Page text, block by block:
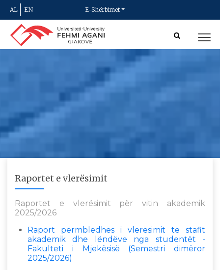
AL EN E-Shërbimet
Raportet e vlerësimit
Raportet e vlerësimit për vitin akademik
2025/2026
Raport përmbledhës i vlerësimit të stafit
akademik dhe lëndëve nga studentët -
Fakulteti i Mjekësisë (Semestri dimëror
2025/2026)